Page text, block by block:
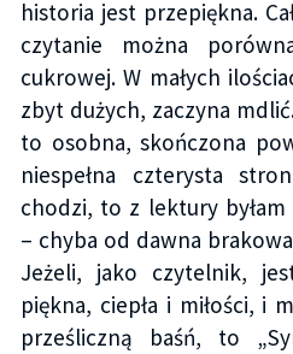
historia jest przepiękna.
czytanie można
cukrowej. W małych
zbyt dużych, zaczyna
to osobna, skończona
niespełna czterysta
chodzi, to z lektury
– chyba od dawna
Jeżeli, jako czytelnik,
piękna, ciepła i miłości, i
prześliczną baśń, to